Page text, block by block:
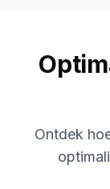
Ontdek